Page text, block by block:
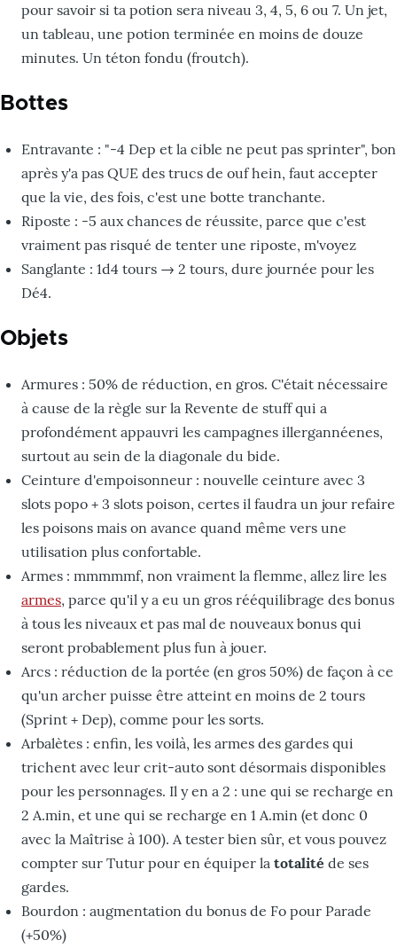
pour savoir si ta potion sera niveau 3, 4, 5, 6 ou 7. Un jet,
un tableau, une potion terminée en moins de douze
minutes. Un téton fondu (froutch).
Bottes
Entravante : "-4 Dep et la cible ne peut pas sprinter", bon
après y'a pas QUE des trucs de ouf hein, faut accepter
que la vie, des fois, c'est une botte tranchante.
Riposte : -5 aux chances de réussite, parce que c'est
vraiment pas risqué de tenter une riposte, m'voyez
Sanglante : 1d4 tours → 2 tours, dure journée pour les
Dé4.
Objets
Armures : 50% de réduction, en gros. C'était nécessaire
à cause de la règle sur la Revente de stuff qui a
profondément appauvri les campagnes illergannéenes,
surtout au sein de la diagonale du bide.
Ceinture d'empoisonneur : nouvelle ceinture avec 3
slots popo + 3 slots poison, certes il faudra un jour refaire
les poisons mais on avance quand même vers une
utilisation plus confortable.
Armes : mmmmmf, non vraiment la flemme, allez lire les
armes, parce qu'il y a eu un gros rééquilibrage des bonus
à tous les niveaux et pas mal de nouveaux bonus qui
seront probablement plus fun à jouer.
Arcs : réduction de la portée (en gros 50%) de façon à ce
qu'un archer puisse être atteint en moins de 2 tours
(Sprint + Dep), comme pour les sorts.
Arbalètes : enfin, les voilà, les armes des gardes qui
trichent avec leur crit-auto sont désormais disponibles
pour les personnages. Il y en a 2 : une qui se recharge en
2 A.min, et une qui se recharge en 1 A.min (et donc 0
avec la Maîtrise à 100). A tester bien sûr, et vous pouvez
compter sur Tutur pour en équiper la totalité de ses
gardes.
Bourdon : augmentation du bonus de Fo pour Parade
(+50%)